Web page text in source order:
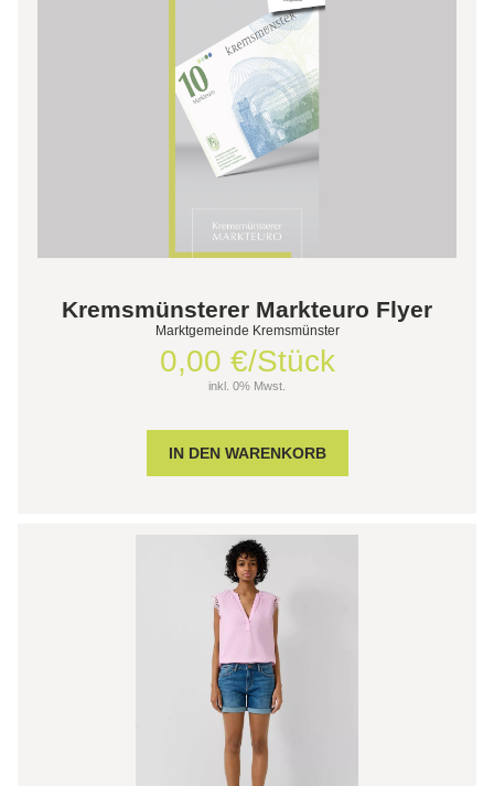
Kremsmünsterer Markteuro Flyer
Marktgemeinde Kremsmünster
0,00 €/Stück
inkl. 0% Mwst.